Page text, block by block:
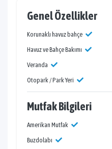
Genel Özellikler
Korunaklı havuz bahçe
Havuz ve Bahçe Bakımı
Veranda
Otopark / Park Yeri
Mutfak Bilgileri
Amerikan Mutfak
Buzdolabı